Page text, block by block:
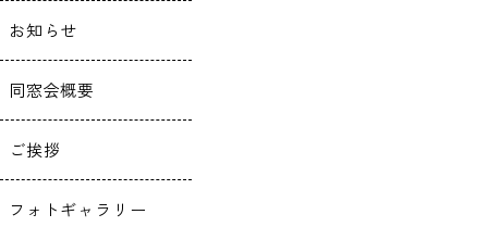
お知らせ
同窓会概要
ご挨拶
フォトギャラリー